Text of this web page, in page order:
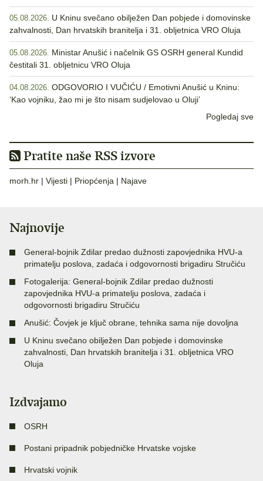
05.08.2026. U Kninu svečano obilježen Dan pobjede i domovinske
zahvalnosti, Dan hrvatskih branitelja i 31. obljetnica VRO Oluja
05.08.2026. Ministar Anušić i načelnik GS OSRH general Kundid
čestitali 31. obljetnicu VRO Oluja
04.08.2026. ODGOVORIO I VUČIĆU / Emotivni Anušić u Kninu:
‘Kao vojniku, žao mi je što nisam sudjelovao u Oluji’
Pogledaj sve
Pratite naše RSS izvore
morh.hr | Vijesti | Priopćenja | Najave
Najnovije
General-bojnik Zdilar predao dužnosti zapovjednika HVU-a
primatelju poslova, zadaća i odgovornosti brigadiru Stručiću
Fotogalerija: General-bojnik Zdilar predao dužnosti
zapovjednika HVU-a primatelju poslova, zadaća i
odgovornosti brigadiru Stručiću
Anušić: Čovjek je ključ obrane, tehnika sama nije dovoljna
U Kninu svečano obilježen Dan pobjede i domovinske
zahvalnosti, Dan hrvatskih branitelja i 31. obljetnica VRO
Oluja
Izdvajamo
OSRH
Postani pripadnik pobjedničke Hrvatske vojske
Hrvatski vojnik